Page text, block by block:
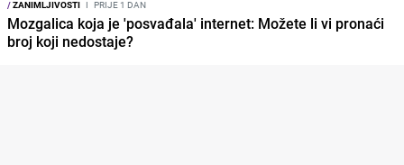
/ZANIMLJIVOSTI I PRIJE 1 DAN
Mozgalica koja je 'posvađala' internet: Možete li vi pronaći
broj koji nedostaje?